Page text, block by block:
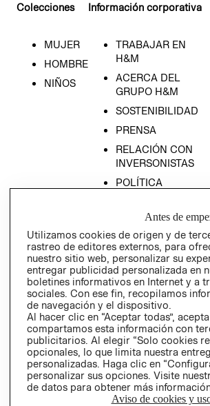
Colecciones
MUJER
HOMBRE
NIÑOS
Información corporativa
TRABAJAR EN
H&M
ACERCA DEL
GRUPO H&M
SOSTENIBILIDAD
PRENSA
RELACIÓN CON
INVERSONISTAS
POLÍTICA
Ecuador ($)
Antes de
Utilizamos cookies de origen y de
rastreo de editores externos, para
nuestro sitio web, personalizar su
entregar publicidad personalizada en
boletines informativos en Internet y a
sociales. Con ese fin, recopilamos
de navegación y el dispositivo.
Al hacer clic en “Aceptar todas”,
compartamos esta información con
publicitarios. Al elegir “Solo cookies
opcionales, lo que limita nuestra
personalizadas. Haga clic en
personalizar sus opciones. Visite
de datos para obtener más
Aviso de cookies y